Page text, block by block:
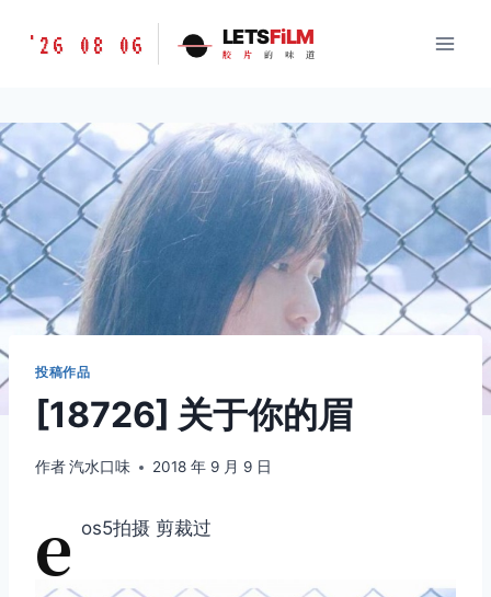
胶
味
LETSFILM
'26 08 06 LETSFiLM
胶 片 的 味 道
投稿作品
[18726] 关于你的眉
作者汽水口味 2018 年 9 月 9 日
e os5拍摄 剪裁过